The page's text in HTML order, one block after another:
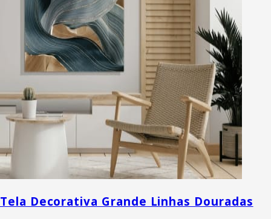
Tela Decorativa Grande Linhas Douradas